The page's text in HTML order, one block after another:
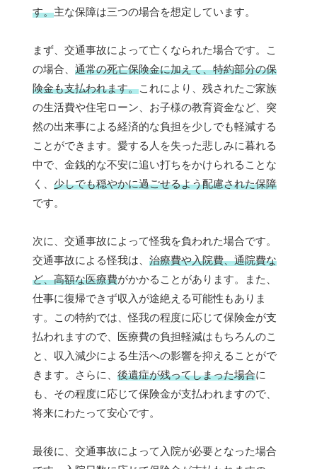
す。主な保障は三つの場合を想定しています。
まず、交通事故によって亡くなられた場合です。こ
の場合、 通常の死亡保険金に加えて、特約部分の保
険金も支払われます。これにより、残されたご家族
の生活費や住宅ローン、お子様の教育資金など、突
然の出来事による経済的な負担を少しでも軽減する
ことができます。愛する人を失った悲しみに暮れる
中で、金銭的な不安に追い打ちをかけられることな
く、 少しでも穏やかに過ごせるよう配慮された保障
です。
次に、交通事故によって怪我を負われた場合です。
交通事故による怪我は、 治療費や入院費、通院費な
ど、高額な医療費がかかることがあります。また、
仕事に復帰できず収入が途絶える可能性もありま
す。この特約では、怪我の程度に応じて保険金が支
払われますので、医療費の負担軽減はもちろんのこ
と、収入減少による生活への影響を抑えることがで
きます。さらに、 後遺症が残ってしまった場合に
も、その程度に応じて保険金が支払われますので、
将来にわたって安心です。
最後に、交通事故によって入院が必要となった場合